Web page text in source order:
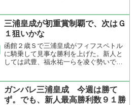
手でもＪＲＡの所属にはなるにはハード
ルが高かったようですね。騎...
三浦皇成が初重賞制覇で、次はＧ
１狙いかな
函館２歳Ｓで三浦皇成がフィフスペトル
に騎乗して見事な勝利を上げた。新人と
しては武豊、福永祐一らを凌ぐ勢いで勝
レースを見たが、後方に位置して４コー
ナーまで持ったままで動か...
ガンバレ三浦皇成 今週は勝て
ず。でも、新人最高勝利数９１勝